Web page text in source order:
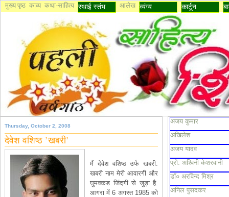
मुख्य पृष्ठ काव्य कथा-साहित्य स्थाई स्तंभ आलेख व्यंग्य कार्टून
Thursday, October 2, 2008
देवेश वशिष्ठ ’खबरी’
मैं देवेश वशिष्ठ उर्फ खबरी.
खबरी नाम मेरी आवारगी और
घुमक्कड जिंदगी से जुड़ा है.
आगरा में 6 अगस्त 1985 को
अजय कुमार
अखिलेश
अजय यादव
प्रो. अश्विनी केशरवानी
डॉ० अरविन्द मिश्र
अनिल पुसदकर